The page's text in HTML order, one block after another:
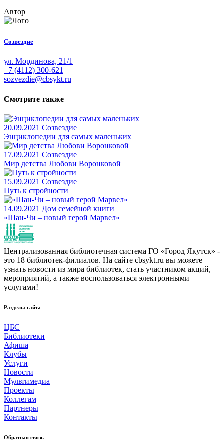
Автор
Созвездие
ул. Мординова, 21/1
+7 (4112) 300-621
sozvezdie@cbsykt.ru
Смотрите также
20.09.2021 Созвездие
Энциклопедии для самых маленьких
17.09.2021 Созвездие
Мир детства Любови Воронковой
15.09.2021 Созвездие
Путь к стройности
14.09.2021 Дом семейной книги
«Шан-Чи – новый герой Марвел»
Централизованная библиотечная система ГО «Город Якутск» -
это 18 библиотек-филиалов. На сайте cbsykt.ru вы можете
узнать новости из мира библиотек, стать участником акций,
мероприятий, а также воспользоваться электронными
услугами!
Разделы сайта
ЦБС
Библиотеки
Афиша
Клубы
Услуги
Новости
Мультимедиа
Проекты
Коллегам
Партнеры
Контакты
Обратная связь